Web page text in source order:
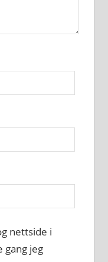
nettside i
jeg